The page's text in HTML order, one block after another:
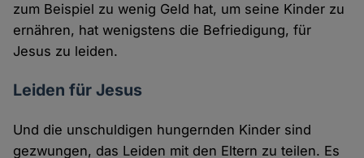
zum Beispiel zu wenig Geld hat, um seine Kinder zu
ernähren, hat wenigstens die Befriedigung, für
Jesus zu leiden.
Leiden für Jesus
Und die unschuldigen hungernden Kinder sind
gezwungen, das Leiden mit den Eltern zu teilen. Es